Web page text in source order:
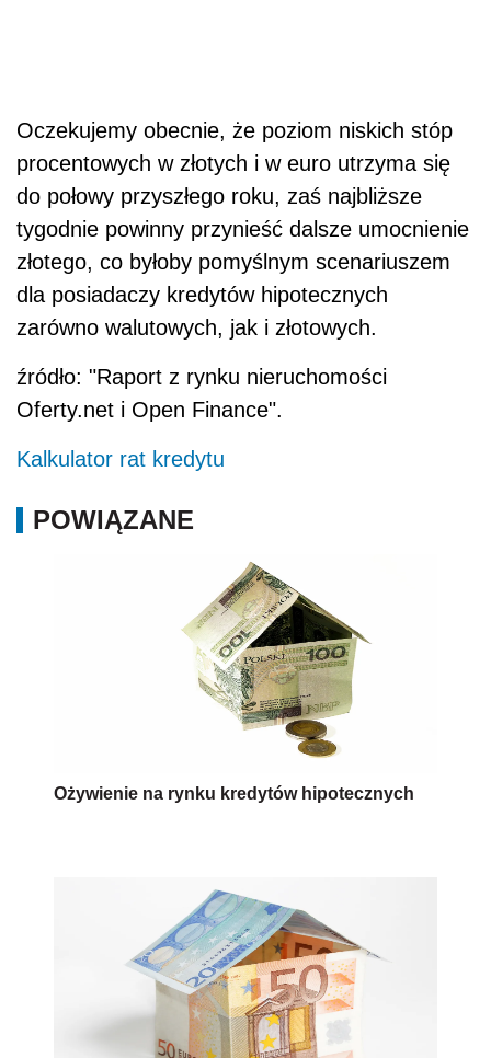
Oczekujemy obecnie, że poziom niskich stóp
procentowych w złotych i w euro utrzyma się
do połowy przyszłego roku, zaś najbliższe
tygodnie powinny przynieść dalsze umocnienie
złotego, co byłoby pomyślnym scenariuszem
dla posiadaczy kredytów hipotecznych
zarówno walutowych, jak i złotowych.
źródło: "Raport z rynku nieruchomości
Oferty.net i Open Finance".
Kalkulator rat kredytu
POWIĄZANE
Ożywienie na rynku kredytów hipotecznych